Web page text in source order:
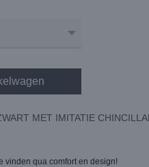
MET IMITATIE
vinden qua comfort en design!